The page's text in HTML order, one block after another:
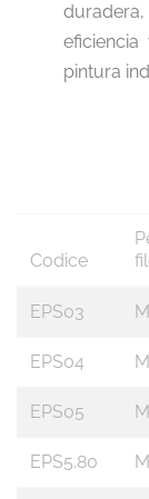
pintura
Codice
EPS03
EPS04
EPS05
EPS5.80